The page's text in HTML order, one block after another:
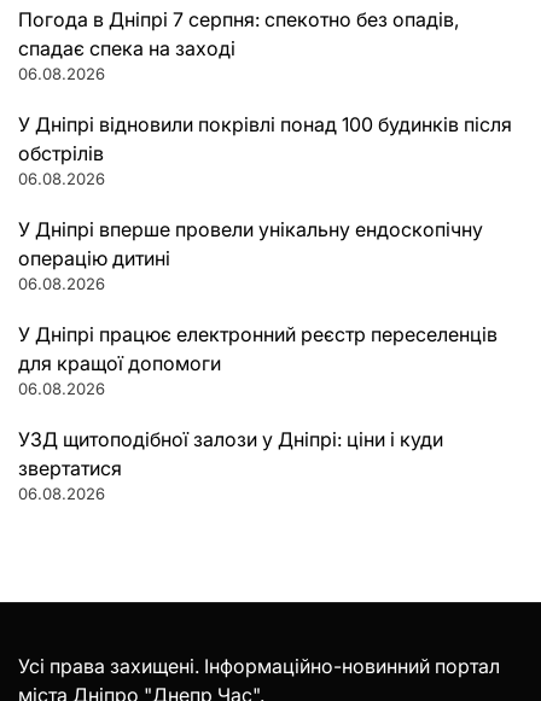
Погода в Дніпрі 7 серпня: спекотно без опадів,
спадає спека на заході
06.08.2026
У Дніпрі відновили покрівлі понад 100 будинків після
обстрілів
06.08.2026
У Дніпрі вперше провели унікальну ендоскопічну
операцію дитині
06.08.2026
У Дніпрі працює електронний реєстр переселенців
для кращої допомоги
06.08.2026
УЗД щитоподібної залози у Дніпрі: ціни і куди
звертатися
06.08.2026
Усі права захищені. Інформаційно-новинний портал
міста Дніпро "Днепр Час".